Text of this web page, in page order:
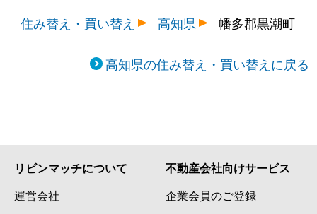
住み替え・買い替え
高知県 幡多郡黒潮町
高知県の住み替え・買い替えに戻る
リビンマッチについて
運営会社
不動産会社向けサービス
企業会員のご登録